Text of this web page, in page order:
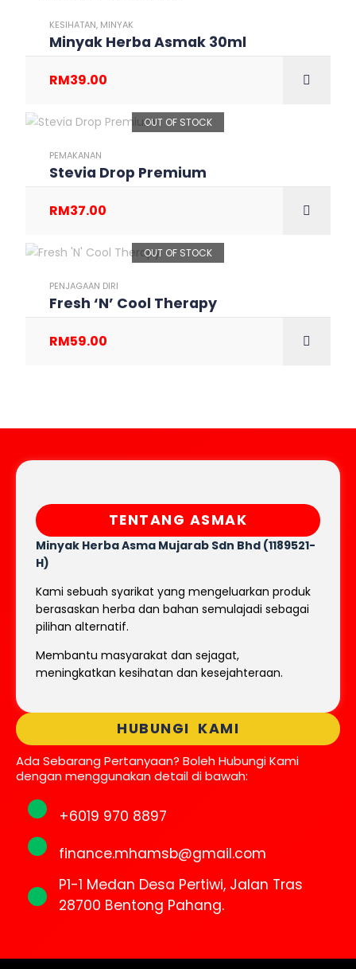
KESIHATAN, MINYAK
Minyak Herba Asmak 30ml
RM39.00
OUT OF STOCK
PEMAKANAN
Stevia Drop Premium
RM37.00
OUT OF STOCK
PENJAGAAN DIRI
Fresh ‘N’ Cool Therapy
RM59.00
TENTANG ASMAK
Minyak Herba Asma Mujarab Sdn Bhd (1189521-
H)
Kami sebuah syarikat yang mengeluarkan produk
berasaskan herba dan bahan semulajadi sebagai
pilihan alternatif.
Membantu masyarakat dan sejagat,
meningkatkan kesihatan dan kesejahteraan.
HUBUNGI KAMI
Ada Sebarang Pertanyaan? Boleh Hubungi Kami
dengan menggunakan detail di bawah:
+6019 970 8897
finance.mhamsb@gmail.com
P1-1 Medan Desa Pertiwi, Jalan Tras
28700 Bentong Pahang.